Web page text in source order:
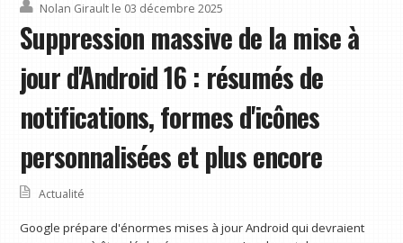
Nolan Girault le 03 décembre 2025
Suppression massive de la mise à
jour d'Android 16 : résumés de
notifications, formes d'icônes
personnalisées et plus encore
Actualité
Google prépare d'énormes mises à jour Android qui devraient